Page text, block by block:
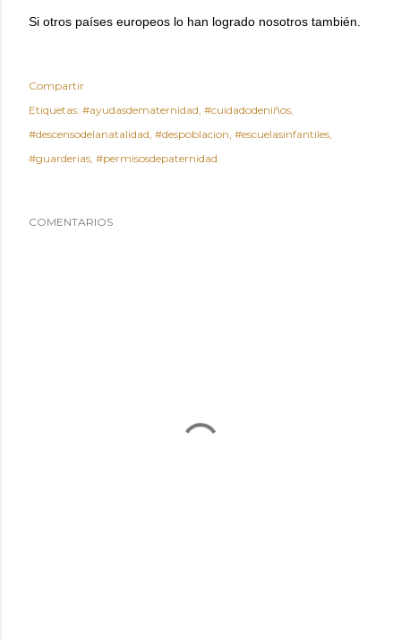
Si otros países europeos lo han logrado nosotros también.
Compartir
Etiquetas: #ayudasdematernidad #cuidadodeniños
#descensodelanatalidad #despoblacion #escuelasinfantiles
#guarderias #permisosdepaternidad.
COMENTARIOS